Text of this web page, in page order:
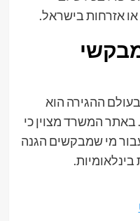
אזרחות בישראל.
ההגירה הוא
המשרד מצוין כי
מי שמבקשים הגנה